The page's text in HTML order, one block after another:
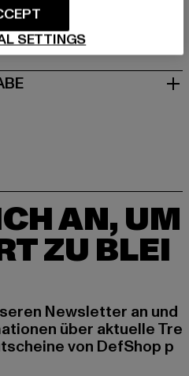
AN, UM
ZU BLEI
Newsletter an und
über aktuelle Tre
von DefShop p
SETTINGS